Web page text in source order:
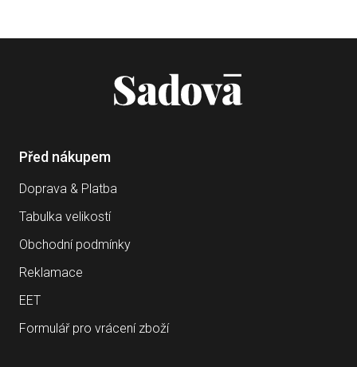
Před nákupem
Doprava & Platba
Tabulka velikostí
Obchodní podmínky
Reklamace
EET
Formulář pro vrácení zboží